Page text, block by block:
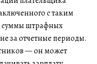
с таким
суммы штрафных
за отчетные периоды.
— он может